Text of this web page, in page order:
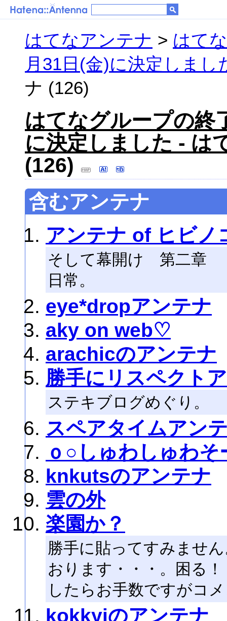
はてなアンテナ > はて
月31日(金)に決定しま
ナ (126)
はてなグループの終
に決定しました - は
(126)
含むアンテナ
アンテナ of ヒビノ
そして幕開け 第二章
日常。
eye*dropアンテナ
aky on web♡
arachicのアンテナ
勝手にリスペクト
ステキブログめぐり。
スペアタイムアン
ｏ○しゅわしゅわ
knkutsのアンテナ
雲の外
楽園か？
勝手に貼ってすみませ
おります・・・。困る
したらお手数ですがコ
kokkyiのアンテナ